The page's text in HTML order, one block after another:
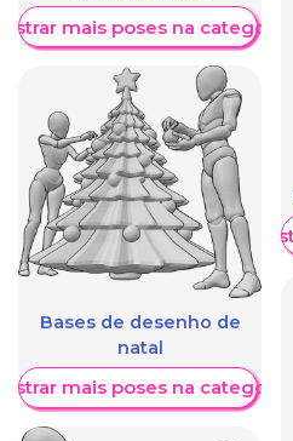
mais poses na categoria
Bases de desenho de
natal
mais poses na categoria